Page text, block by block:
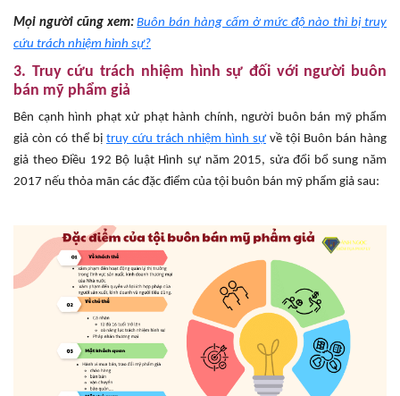
Mọi người cũng xem:Buôn bán hàng cấm ở mức độ nào thì bị truy
cứu trách nhiệm hình sự?
3. Truy cứu trách nhiệm hình sự đối với người buôn
bán mỹ phẩm giả
Bên cạnh hình phạt xử phạt hành chính, người buôn bán mỹ phẩm
giả còn có thể bị truy cứu trách nhiệm hình sự về tội Buôn bán hàng
giả theo Điều 192 Bộ luật Hình sự năm 2015, sửa đổi bổ sung năm
2017 nếu thỏa mãn các đặc điểm của tội buôn bán mỹ phẩm giả sau: